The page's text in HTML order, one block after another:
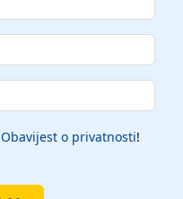
Obavijest o privatnosti!